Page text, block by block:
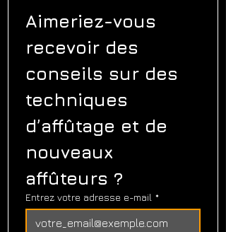
Aimeriez-vous
recevoir des
conseils sur des
techniques
d’affûtage et de
nouveaux
affûteurs ?
Entrez votre adresse e-mail *